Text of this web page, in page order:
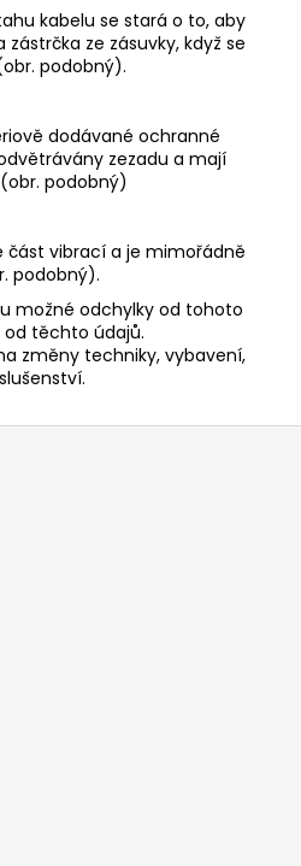
kabelu se stará o to, aby
ze zásuvky, když se
podobný).
dodávané ochranné
zezadu a mají
podobný)
část vibrací a je mimořádně
podobný).
možné odchylky od tohoto
těchto údajů.
změny techniky, vybavení,